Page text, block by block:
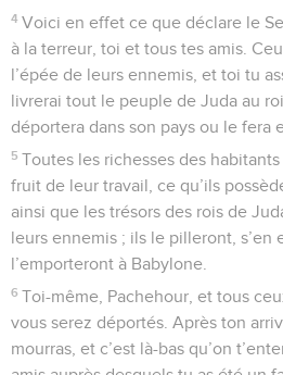
4 Voici en effet ce que déclare le
à la terreur, toi et tous tes amis.
l’épée de leurs ennemis, et toi tu
livrerai tout le peuple de Juda au
déportera dans son pays ou le fera
5 Toutes les richesses des
fruit de leur travail, ce qu’ils
ainsi que les trésors des rois de
leurs ennemis ; ils le pilleront, s’en
l’emporteront à Babylone.
6 Toi-même, Pachehour, et tous
vous serez déportés. Après ton
mourras, et c’est là-bas qu’on